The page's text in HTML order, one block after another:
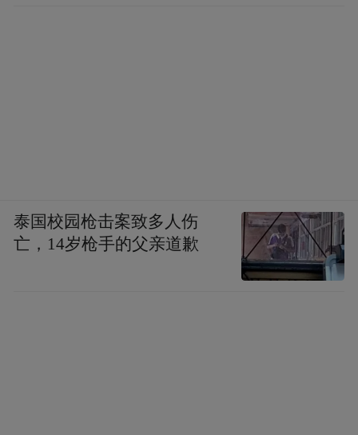
泰国校园枪击案致多人伤
亡，14岁枪手的父亲道歉